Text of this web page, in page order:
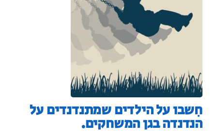
חִשבו על הילדים שמתנדנדים על
הנדנדה בגן המשחקים.